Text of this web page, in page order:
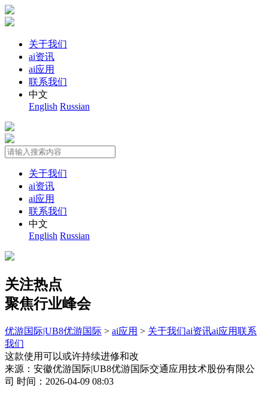
关于我们
ai资讯
ai应用
联系我们
中文
English Russian
关于我们
ai资讯
ai应用
联系我们
中文
English Russian
关注热点
聚焦行业峰会
优游国际|UB8优游国际 > ai应用 > 关于我们ai资讯ai应用联系
我们
这款使用可以或许持续进修和改
来源：安徽优游国际|UB8优游国际交通应用技术股份有限公
司 时间：2026-04-09 08:03